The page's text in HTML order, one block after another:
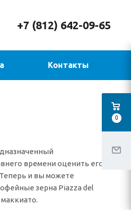
+7 (812) 642-09-65
Контакты
времени оценить его
и вы можете
зерна Piazza del
0